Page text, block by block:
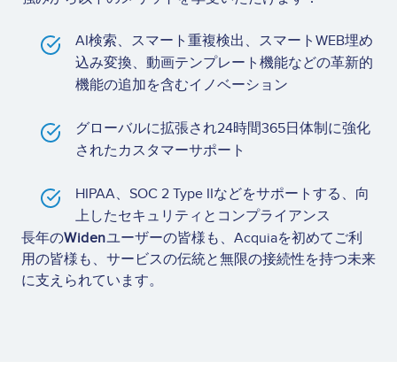
AI検索、スマート重複検出、スマートWEB埋め
込み変換、動画テンプレート機能などの革新的
機能の追加を含むイノベーション
グローバルに拡張され24時間365日体制に強化
されたカスタマーサポート
HIPAA、SOC 2 Type IIなどをサポートする、向
上したセキュリティとコンプライアンス
長年のWidenユーザーの皆様も、Acquiaを初めてご利
用の皆様も、サービスの伝統と無限の接続性を持つ未来
に支えられています。